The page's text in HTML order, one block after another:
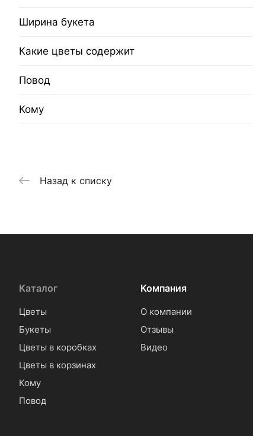
Ширина букета
Какие цветы содержит
Повод
Кому
Назад к списку
Каталог
Цветы
Букеты
Цветы в коробках
Цветы в корзинах
Кому
Повод
Компания
О компании
Отзывы
Видео